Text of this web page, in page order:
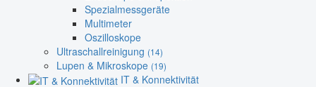
Spezialmessgeräte
Multimeter
Oszilloskope
Ultraschallreinigung (14)
Lupen & Mikroskope (19)
IT & Konnektivität